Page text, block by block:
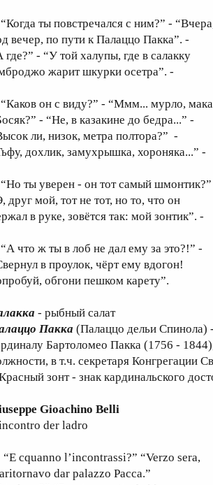
ты повстречался с ним?” -
вечер, по пути к Палаццо Пакка”. -
где?” - “У той халупы, где в салакку
жарит шкурки осетра”. -
он с виду?” - “Ммм... мурло,
- “Не, в казакине до бедра...” -
ли, низок, метра полтора?” -
дохлик, замухрышка, хороняка...” -
ты уверен - он тот самый
друг мой, тот не тот, но то, что он
в руке, зовётся так: мой зонтик”. -
что ж ты в лоб не дал ему за это?!” -
в проулок, чёрт ему вдогон!
обгони пешком карету”.
- рыбный салат
Пакка (Палаццо дельи Спинола)
Бартоломео Пакка (1756 -
в т.ч. секретаря Конгрегации
зонт - знак кардинальского
Gioachino Belli
der ladro
cquanno l’incontrassi?” “Verzo sera,
dar palazzo Pacca.”